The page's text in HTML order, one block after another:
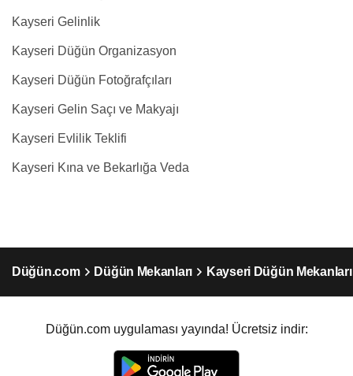
Kayseri Gelinlik
Kayseri Düğün Organizasyon
Kayseri Düğün Fotoğrafçıları
Kayseri Gelin Saçı ve Makyajı
Kayseri Evlilik Teklifi
Kayseri Kına ve Bekarlığa Veda
Düğün.com Düğün Mekanları Kayseri Düğün Mekanları
Düğün.com uygulaması yayında! Ücretsiz indir: